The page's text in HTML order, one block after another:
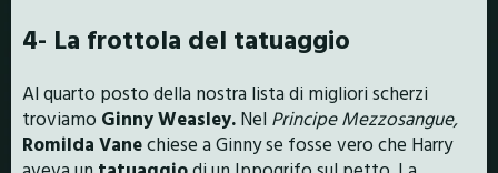
4- La frottola del tatuaggio
Al quarto posto della nostra lista di migliori scherzi
troviamo Ginny Weasley. Nel Principe Mezzosangue,
Romilda Vanechiese a Ginny se fosse vero che Harry